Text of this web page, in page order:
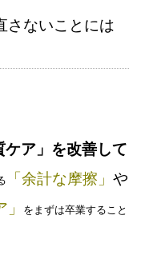
さないことには
ケア」を改善して
「余計な摩擦」 や
を まずは卒業すること